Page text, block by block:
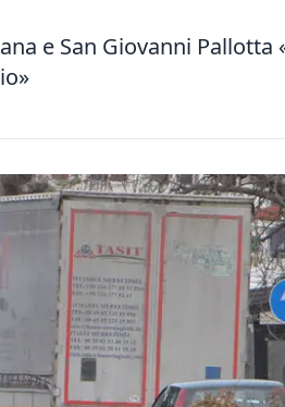
e San Giovanni Pallotta